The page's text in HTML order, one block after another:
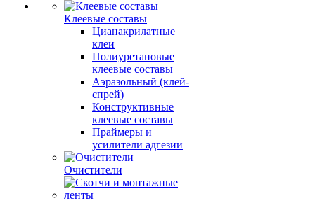
Клеевые составы
Цианакрилатные
клеи
Полиуретановые
клеевые составы
Аэразольный (клей-
спрей)
Конструктивные
клеевые составы
Праймеры и
усилители адгезии
Очистители